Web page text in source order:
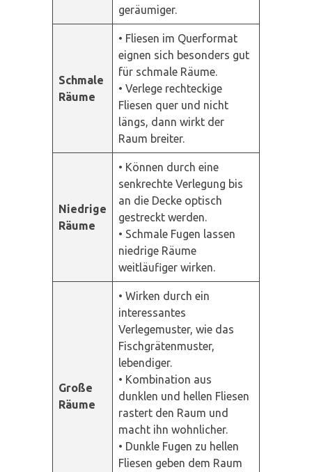
geräumiger.
Schmale
Räume
• Fliesen im Querformat
eignen sich besonders gut
für schmale Räume.
• Verlege rechteckige
Fliesen quer und nicht
längs, dann wirkt der
Raum breiter.
Niedrige
Räume
• Können durch eine
senkrechte Verlegung bis
an die Decke optisch
gestreckt werden.
• Schmale Fugen lassen
niedrige Räume
weitläufiger wirken.
Große
Räume
• Wirken durch ein
interessantes
Verlegemuster, wie das
Fischgrätenmuster,
lebendiger.
• Kombination aus
dunklen und hellen Fliesen
rastert den Raum und
macht ihn wohnlicher.
• Dunkle Fugen zu hellen
Fliesen geben dem Raum